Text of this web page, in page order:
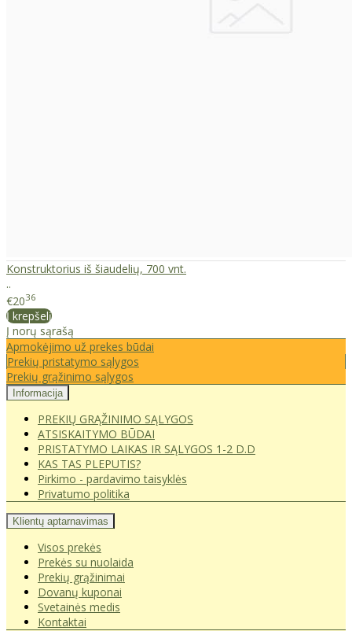
Konstruktorius iš šiaudelių, 700 vnt.
..
€2036
Į krepšelį
Į norų sąrašą
Apmokėjimo už prekes būdai
Prekių pristatymo sąlygos
Prekių grąžinimo sąlygos
Informacija
PREKIŲ GRĄŽINIMO SĄLYGOS
ATSISKAITYMO BŪDAI
PRISTATYMO LAIKAS IR SĄLYGOS 1-2 D.D
KAS TAS PLEPUTIS?
Pirkimo - pardavimo taisyklės
Privatumo politika
Klientų aptarnavimas
Visos prekės
Prekės su nuolaida
Prekių grąžinimai
Dovanų kuponai
Svetainės medis
Kontaktai